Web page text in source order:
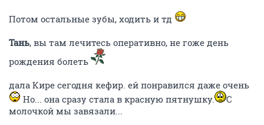
Потом остальные зубы, ходить и тд
Тань, вы там лечитесь оперативно, не гоже день
рождения болеть
дала Кире сегодня кефир. ей понравился даже очень
Но... она сразу стала в красную пятнушку.
С
молочкой мы завязали...